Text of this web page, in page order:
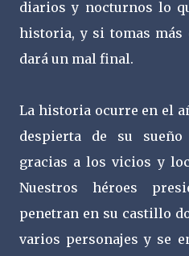
diarios y nocturnos lo
historia, y si tomas más
dará un mal final.
La historia ocurre en el
despierta de su
gracias a los vicios y
Nuestros héroes
penetran en su castillo
varios personajes y se